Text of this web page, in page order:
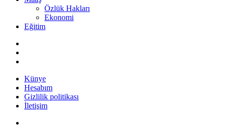
Özlük Hakları
Ekonomi
Eğitim
Künye
Hesabım
Gizlilik politikası
İletişim